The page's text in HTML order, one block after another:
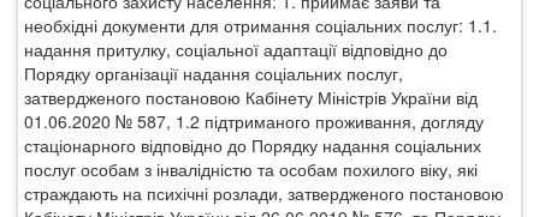
необхідні документи для отримання соціальних послуг: 1.1.
надання притулку, соціальної адаптації відповідно до
Порядку організації надання соціальних послуг,
затвердженого постановою Кабінету Міністрів України від
01.06.2020 № 587, 1.2 підтриманого проживання, догляду
стаціонарного відповідно до Порядку надання соціальних
послуг особам з інвалідністю та особам похилого віку, які
страждають на психічні розлади, затвердженого постановою